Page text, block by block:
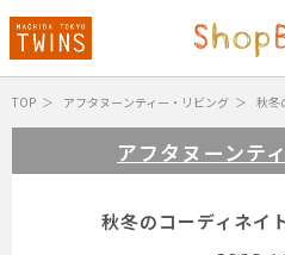
TOP アフタヌーンティー・リビング 秋冬
アフタヌーンテ
秋冬のコーディネイ